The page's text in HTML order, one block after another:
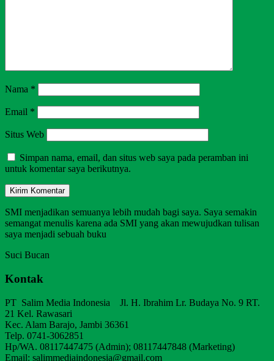
Nama *
Email *
Situs Web
Simpan nama, email, dan situs web saya pada peramban ini
untuk komentar saya berikutnya.
SMI menjadikan semuanya lebih mudah bagi saya. Saya semakin
semangat menulis karena ada SMI yang akan mewujudkan tulisan
saya menjadi sebuah buku
Suci Bucan
Kontak
PT Salim Media Indonesia Jl. H. Ibrahim Lr. Budaya No. 9 RT.
21 Kel. Rawasari
Kec. Alam Barajo, Jambi 36361
Telp. 0741-3062851
Hp/WA. 08117447475 (Admin); 08117447848 (Marketing)
Email: salimmediaindonesia@gmail.com